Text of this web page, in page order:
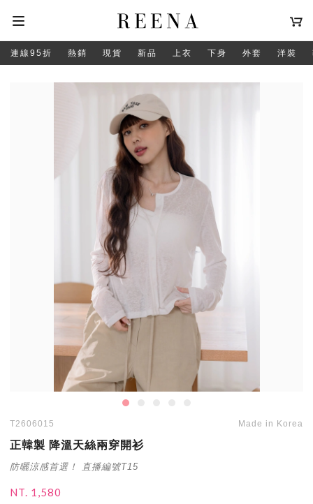
連線95折 熱銷 現貨 新品 上衣 下身 外套 洋裝
T2606015 Made in Korea
正韓製 降溫天絲兩穿開衫
防曬涼感首選！ 直播編號T15
NT. 1,580